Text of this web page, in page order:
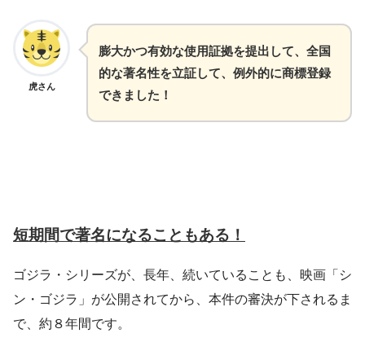
虎さん
膨大かつ有効な使用証拠を提出して、全国
的な著名性を立証して、例外的に商標登録
できました！
短期間で著名になることもある！
ゴジラ・シリーズが、長年、続いていることも、映画「シ
ン・ゴジラ」が公開されてから、本件の審決が下されるま
で、約８年間です。